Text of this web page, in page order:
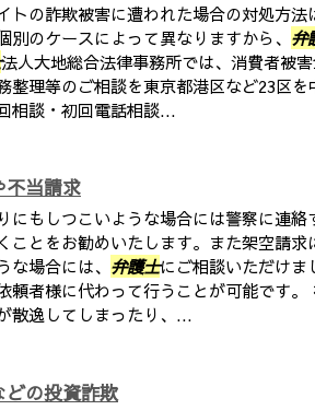
トの詐欺被害に遭われた場合の対処方
別のケースによって異なりますから、 弁
法人大地総合法律事務所では、消費者被
整理等のご相談を東京都港区など23区を
相談・初回電話相談...
不当請求
にもしつこいような場合には警察に連絡
ことをお勧めいたします。また架空請求
な場合には、 弁護士にご相談いただけま
頼者様に代わって行うことが可能です
散逸してしまったり、...
どの投資詐欺